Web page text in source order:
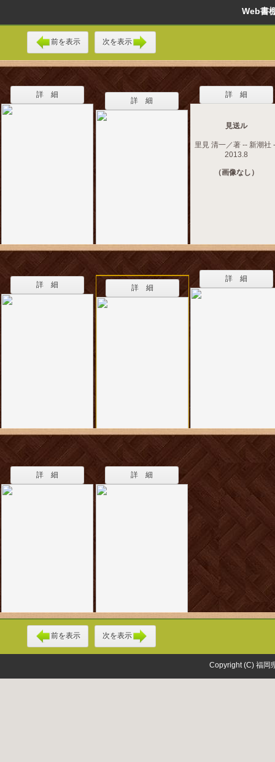
Web
前を表示 次を表示
詳 細
詳 細
詳 細
見送ル
里見 清一／著 -- 新潮社
2013.8
（画像なし）
詳 細 詳 細
詳 細
詳 細 詳 細
前を表示 次を表示
Copyright (C) 福岡